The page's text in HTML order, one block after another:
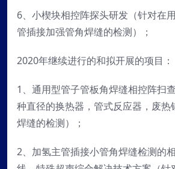
6、小楔块相控阵探头研发（针对在
管插接加强管角焊缝的检测）；
2020年继续进行的和拟开展的项目：
1、通用型管子管板角焊缝相控阵扫
种直径的换热器，管式反应器，废热
焊缝的检测）；
2、加氢主管插接小管角焊缝检测的